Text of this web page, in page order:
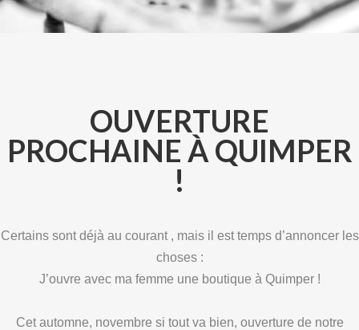
OUVERTURE
PROCHAINE À QUIMPER
!
Certains sont déjà au courant , mais il est temps d’annoncer les
choses :
J’ouvre avec ma femme une boutique à Quimper !
Cet automne, novembre si tout va bien, ouverture de notre